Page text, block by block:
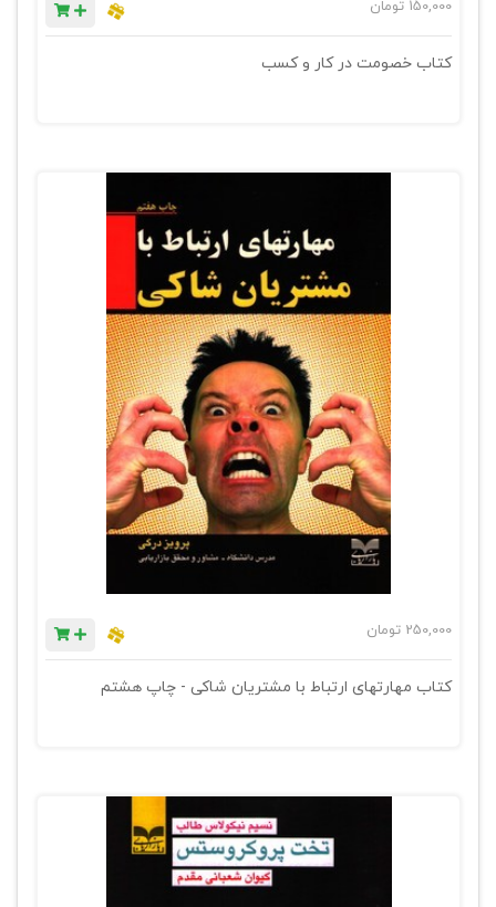
150,000 تومان
کتاب خصومت در کار و کسب
250,000 تومان
کتاب مهارتهای ارتباط با مشتریان شاکی - چاپ هشتم